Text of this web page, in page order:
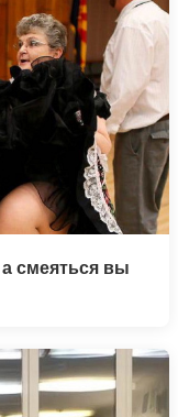
а смеяться вы